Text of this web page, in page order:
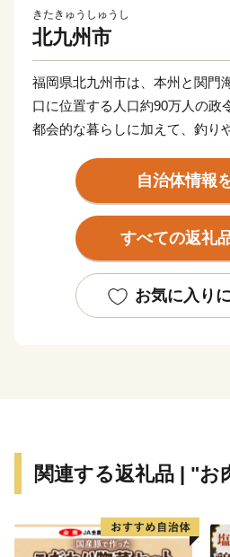
きたきゅうしゅうし
北九州市
福岡県北九州市は、本州と関門
口に位置する人口約90万人の政
都会的な暮らしに加えて、釣り
まれた、地方暮らしの両方を楽
関門海峡ふぐ刺身・シャボン玉
明太子など本市ならではの返礼
ナギ・カニなど全国的に人気の
ふるさと納税を通じて、ぜひ北
ださい！
自治体情報
すべての返礼
お気に入り
関連する返礼品 | "お